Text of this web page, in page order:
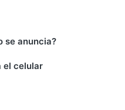
se anuncia?
el celular